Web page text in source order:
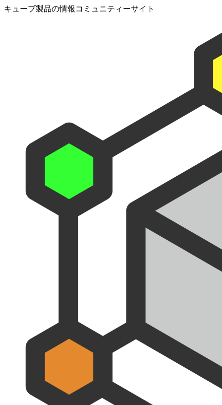
キューブ製品の情報コミュニティーサイト